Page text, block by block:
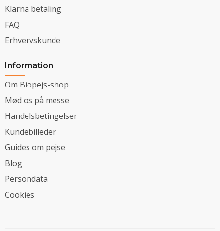
Klarna betaling
FAQ
Erhvervskunde
Information
Om Biopejs-shop
Mød os på messe
Handelsbetingelser
Kundebilleder
Guides om pejse
Blog
Persondata
Cookies